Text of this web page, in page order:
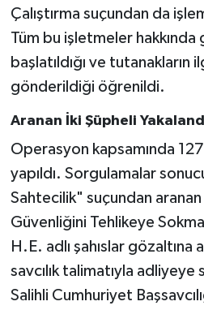
Çalıştırma suçundan da
Tüm bu işletmeler
başlatıldığı ve tutanakların
gönderildiği öğrenildi.
Aranan İki Şüpheli
Operasyon kapsamında
yapıldı. Sorgulamalar
Sahtecilik" suçundan
Güvenliğini Tehlikeye
H.E. adlı şahıslar gözaltına
savcılık talimatıyla
Salihli Cumhuriyet